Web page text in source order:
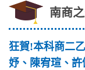
南商
狂賀!本科商二
妤、陳宥瑄、